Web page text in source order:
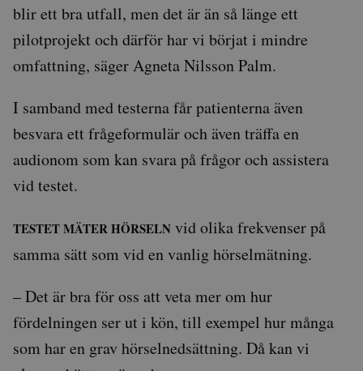
blir ett bra utfall, men det är än så länge ett
pilotprojekt och därför har vi börjat i mindre
omfattning, säger Agneta Nilsson Palm.
I samband med testerna får patienterna även
besvara ett frågeformulär och även träffa en
audionom som kan svara på frågor och assistera
vid testet.
TESTET MÄTER HÖRSELN vid olika frekvenser på
samma sätt som vid en vanlig hörselmätning.
– Det är bra för oss att veta mer om hur
fördelningen ser ut i kön, till exempel hur många
som har en grav hörselnedsättning. Då kan vi